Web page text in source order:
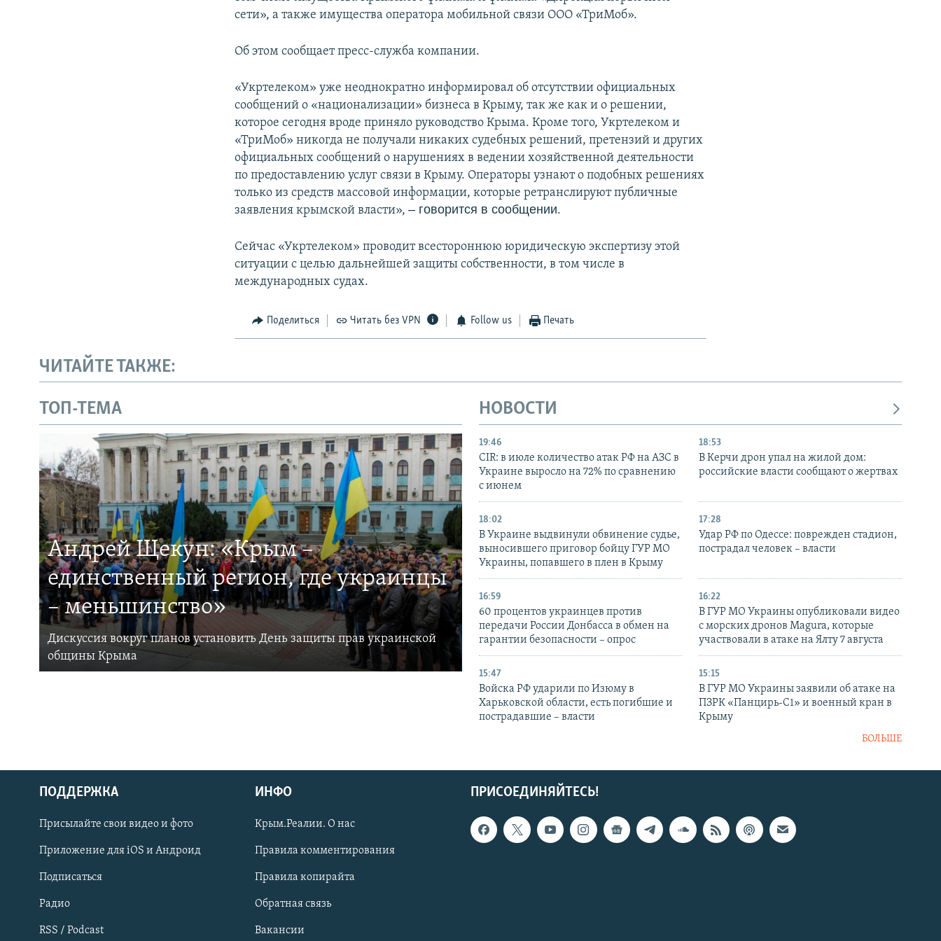
Українською
Qırımtatar
ПРИСОЕДИНЯЙТЕСЬ!
сети», а также имущества оператора мобильной связи ООО «ТриМоб».
Об этом сообщает пресс-служба компании.
«Укртелеком» уже неоднократно информировал об отсутствии официальных
сообщений о «национализации» бизнеса в Крыму, так же как и о решении,
которое сегодня вроде приняло руководство Крыма. Кроме того, Укртелеком и
«ТриМоб» никогда не получали никаких судебных решений, претензий и других
официальных сообщений о нарушениях в ведении хозяйственной деятельности
по предоставлению услуг связи в Крыму. Операторы узнают о подобных решениях
только из средств массовой информации, которые ретранслируют публичные
заявления крымской власти»,– говорится в сообщении.
Сейчас «Укртелеком» проводит всестороннюю юридическую экспертизу этой
ситуации с целью дальнейшей защиты собственности, в том числе в
международных судах.
Поделиться Читать без VPN Follow us Печать
ЧИТАЙТЕ ТАКЖЕ:
ТОП-ТЕМА
Андрей Щекун: «Крым –
единственный регион, где украинцы
– меньшинство»
Дискуссия вокруг планов установить День защиты прав украинской
общины Крыма
НОВОСТИ
19:46
CIR: в июле количество атак РФ на АЗС в
Украине выросло на 72% по сравнению
с июнем
18:53
В Керчи дрон упал на жилой дом:
российские власти сообщают о жертвах
18:02
В Украине выдвинули обвинение судье,
выносившего приговор бойцу ГУР МО
Украины, попавшего в плен в Крыму
17:28
Удар РФ по Одессе: поврежден стадион,
пострадал человек – власти
16:59
60 процентов украинцев против
передачи России Донбасса в обмен на
гарантии безопасности – опрос
16:22
В ГУР МО Украины опубликовали видео
с морских дронов Magura, которые
участвовали в атаке на Ялту 7 августа
15:47
Войска РФ ударили по Изюму в
Харьковской области, есть погибшие и
пострадавшие – власти
15:15
В ГУР МО Украины заявили об атаке на
ПЗРК «Панцирь-С1» и военный кран в
Крыму
БОЛЬШЕ
ПРИСОЕДИНЯЙТЕСЬ!
ПОДДЕРЖКА
Присылайте свои видео и фото
Приложение для iOS и Андроид
Подписаться
Радио
RSS / Podcast
ИНФО
Крым.Реалии. О нас
Правила комментирования
Правила копирайта
Обратная связь
Вакансии